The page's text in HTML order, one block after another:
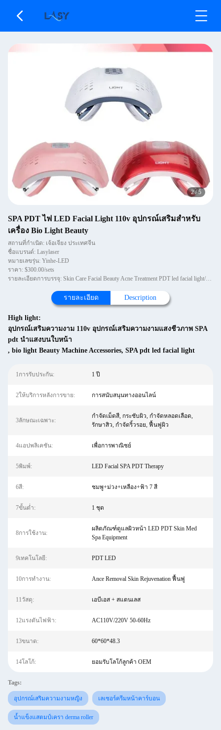
2/5
SPA PDT ไฟ LED Facial Light 110v อุปกรณ์เสริมสำหรับ
เครื่อง Bio Light Beauty
สถานที่กำเนิด: เจ้อเจียง ประเทศจีน
ชื่อแบรนด์: Lasylaser
หมายเลขรุ่น: Yinhe-LED
ราคา: $300.00/sets
รายละเอียดการบรรจุ: Skin Care Facial Beauty Acne Treatment PDT led facial light/phototherapy skin care/led pdt bio-light
รายละเอียด Description
High light:
อุปกรณ์เสริมความงาม 110v อุปกรณ์เสริมความงามแสงชีวภาพ SPA
pdt นำแสงบนใบหน้า
, bio light Beauty Machine Accessories, SPA pdt led facial light
1การรับประกัน: 1 ปี
2ให้บริการหลังการขาย: การสนับสนุนทางออนไลน์
3ลักษณะเฉพาะ:
กำจัดเม็ดสี, กระชับผิว, กำจัดหลอดเลือด,
รักษาสิว, กำจัดริ้วรอย, ฟื้นฟูผิว
4แอปพลิเคชัน: เพื่อการพาณิชย์
5พิมพ์: LED Facial SPA PDT Therapy
6สี: ชมพู+ม่วง+เหลือง+ฟ้า 7 สี
7ขั้นต่ำ: 1 ชุด
8การใช้งาน:
ผลิตภัณฑ์ดูแลผิวหน้า LED PDT Skin Med
Spa Equipment
9เทคโนโลยี: PDT LED
10การทำงาน: Ance Removal Skin Rejuvenation ฟื้นฟู
11วัสดุ: เอบีเอส + สแตนเลส
12แรงดันไฟฟ้า: AC110V/220V 50-60Hz
13ขนาด: 60*60*48.3
14โลโก้: ยอมรับโลโก้ลูกค้า OEM
Tags:
อุปกรณ์เสริมความงามหญิง เลเซอร์ครีมหน้าคาร์บอน
น้ำแข็งแสตมป์เครา derma roller